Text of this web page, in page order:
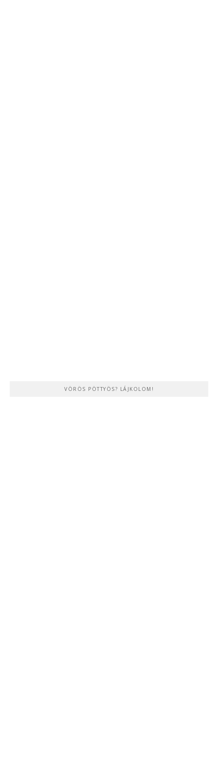
VÖRÖS PÖTTYÖS? LÁJKOLOM!